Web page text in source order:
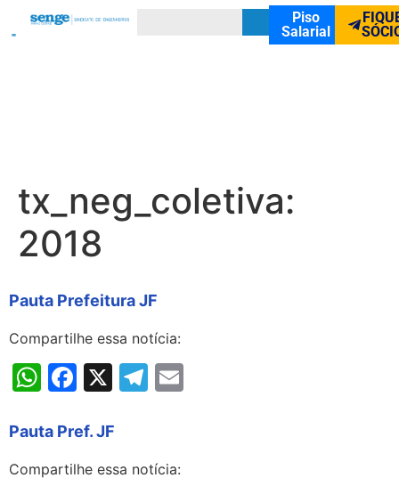
Piso
Salarial
tx_neg_coletiva:
2018
Pauta Prefeitura JF
Compartilhe essa notícia:
WhatsApp
Facebook
X Telegram
Pauta Pref. JF
Compartilhe essa notícia: